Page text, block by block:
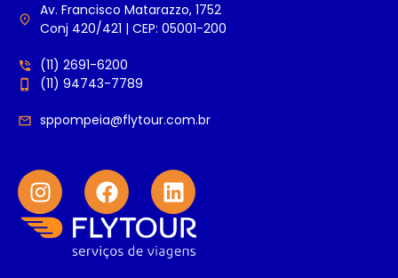
Av. Francisco Matarazzo, 1752
Conj 420/421 | CEP: 05001-200
(11) 2691-6200
(11) 94743-7789
sppompeia@flytour.com.br